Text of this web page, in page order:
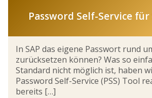
Password Self-Service für
In SAP das eigene Passwort rund
zurücksetzen können? Was so
Standard nicht möglich ist, haben
Password Self-Service (PSS) Tool
bereits […]